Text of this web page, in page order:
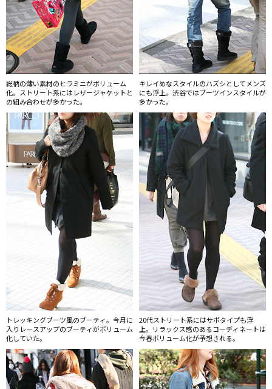
総柄の薄い素材のヒラミニがボリューム
化。ストリート系にはレザージャケットと
の組み合わせが多かった。
キレイめなスタイルのハズシとしてメンズ
にも浮上。渋谷ではブーツインスタイルが
多かった。
トレッキングブーツ風のブーティ。今月に
入りレースアップのブーティがボリューム
化していた。
20代ストリート系にはサボタイプも浮
上。リラックス感のあるコーディネートは
今春ボリューム化が予想される。